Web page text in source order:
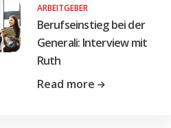
ARBEITGEBER
Berufseinstieg bei der
Generali: Interview mit
Ruth
Read more